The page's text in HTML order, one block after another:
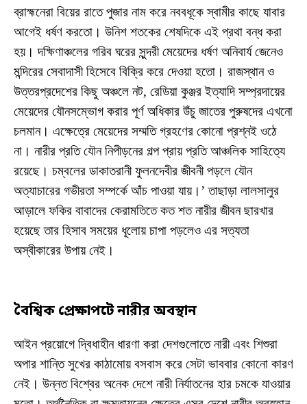
ব্রাহ্মনেরা বিয়ের রাতে পুজার নাম করে নববধূকে স্বামীর কাছে যাবার
আগেই ধর্ষণ করতো। উনিশ শতকের শেষদিকে এই প্রথা বন্ধ করা
হয়। দক্ষিণাঞ্চলের গরিব ঘরের সুন্দরী মেয়েদের ধর্ষণ অনিবার্য জেনেও
মন্দিরের সেবাদাসী হিসেবে বিক্রি করে দেওয়া হতো। রাজস্থান ও
উত্তরপ্রদেশের কিছু অঞ্চলে নট, রেডিয়া কুঞ্জর ইত্যাদি সম্প্রদায়ের
মেয়েদের যৌনসম্ভোগ করার পূর্ণ অধিকার উঁচু জাতের পুরুষদের এখনো
চলমান। এক্ষেত্রে মেয়েদের সম্মতি গ্রহণের কোনো প্রশ্নই ওঠে
না। নারীর প্রতি যৌন নিপীড়নের গল্প প্রায় প্রতি আঞ্চলিক সাহিত্যে
রয়েছে। চম্বলের ডাকাতরানী ফুলনদেবীর জীবনী পড়লে যৌন
অত্যাচারের গভীরতা সম্পর্কে আঁচ পাওয়া যায়।’ তাছাড়া লালসালুর
আড়ালে ফকির বাবাদের কেরামতিতে কত শত নারীর জীবন ছারখার
হয়েছে তার হিসাব সময়ের ধূলোয় চাপা পড়লেও এর সত্যতা
অস্বীকারের উপায় নেই।
বৈশ্বিক প্রেক্ষাপটেনারীরঅবস্থান
আইন প্রয়োগে দ্বিধাহীন ধারণা করা দেশগুলোতে নারী এবং শিশুরা
অপার শান্তি সুখের কাঠামোয় বসবাস করে সেটা ভাববার কোনো কারণ
নেই। উন্নত বিশ্বের অনেক দেশে নারী নির্যাতনের হার চমকে যাওয়ার